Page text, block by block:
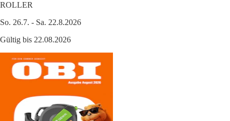
ROLLER
So. 26.7. - Sa. 22.8.2026
Gültig bis 22.08.2026